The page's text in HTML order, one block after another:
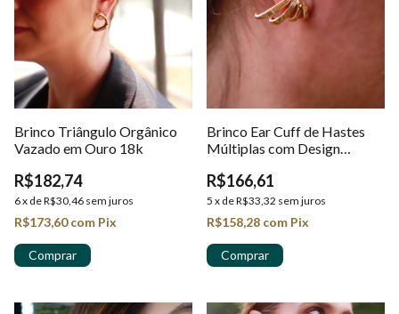
Brinco Triângulo Orgânico
Vazado em Ouro 18k
R$182,74
6x deR$30,46 sem juros
R$173,60com Pix
Brinco Ear Cuff de Hastes
Múltiplas com Design
R$166,61
5 x deR$33,32 sem juros
R$158,28 com Pix